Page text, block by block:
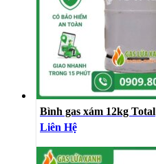
Bình gas xám 12kg Total
Liên Hệ